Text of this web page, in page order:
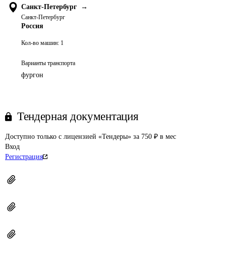
Санкт-Петербург →
Санкт-Петербург
Россия
Кол-во машин: 1
Варианты транспорта
фургон
Тендерная документация
Доступно только с лицензией «Тендеры» за 750 ₽ в мес
Вход
Регистрация